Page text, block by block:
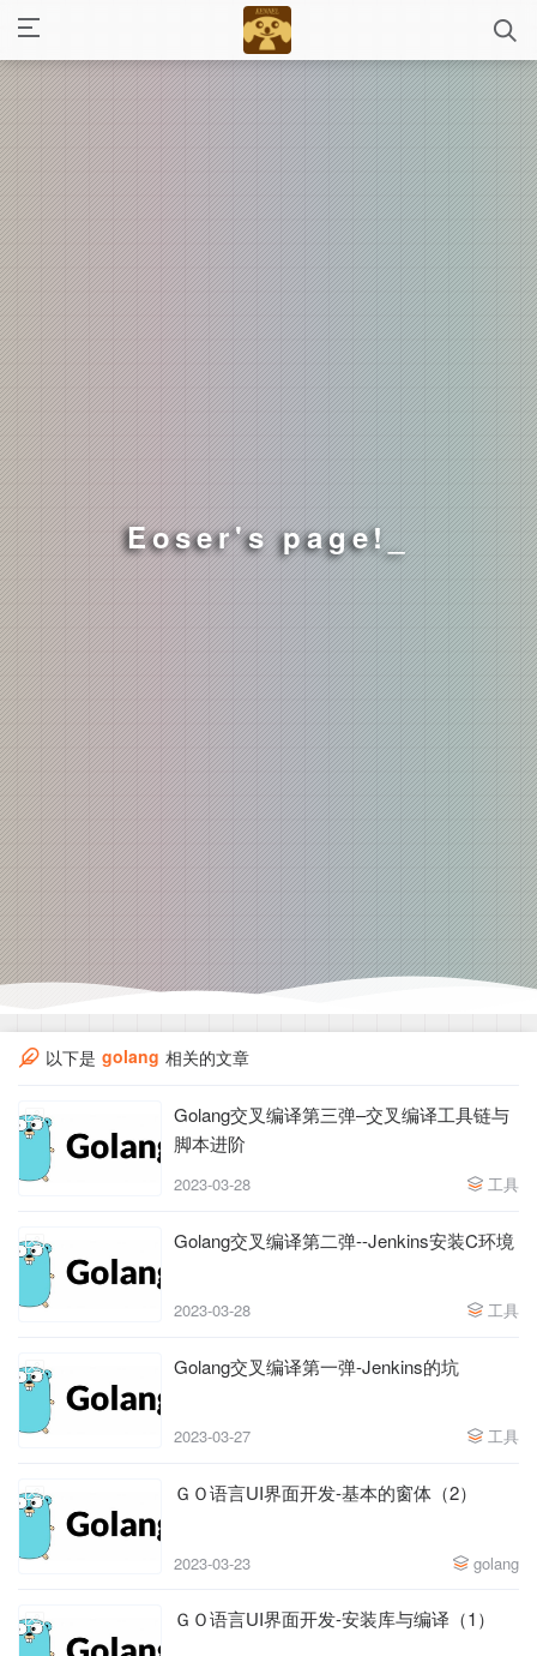
Eoser's page!
以下是 golang 相关的文章
Golang交叉编译第三弹–交叉编译工具链与
脚本进阶
2023-03-28 工具
Golang交叉编译第二弹--Jenkins安装C环境
2023-03-28 工具
Golang交叉编译第一弹-Jenkins的坑
2023-03-27 工具
ＧＯ语言UI界面开发-基本的窗体（2）
2023-03-23 golang
ＧＯ语言UI界面开发-安装库与编译（1）